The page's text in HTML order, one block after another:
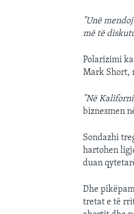
"Unë
më të
Polarizimi
Mark Short,
"Në
biznesmen
Sondazhi
hartohen
duan
Dhe
tretat e të